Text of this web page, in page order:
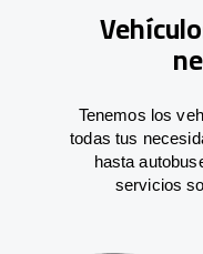
Tenemos los
todas tus
hasta
servicios